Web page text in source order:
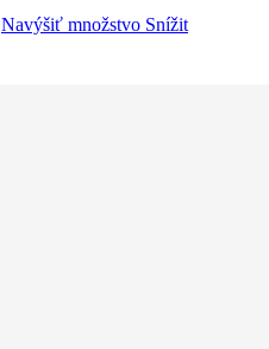
Navýšiť množstvo Snížit